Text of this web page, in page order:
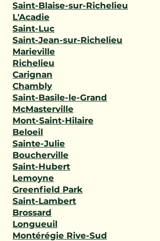
Saint-Blaise-sur-Richelieu
L'Acadie
Saint-Luc
Saint-Jean-sur-Richelieu
Marieville
Richelieu
Carignan
Chambly
Saint-Basile-le-Grand
McMasterville
Mont-Saint-Hilaire
Beloeil
Sainte-Julie
Boucherville
Saint-Hubert
Lemoyne
Greenfield Park
Saint-Lambert
Brossard
Longueuil
Montérégie Rive-Sud